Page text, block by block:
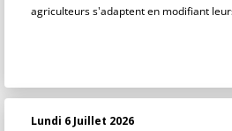
agriculteurs s'adaptent en modifiant
Lundi 6 Juillet 2026